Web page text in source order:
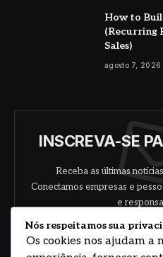
How to
(Recurring
Sales)
agosto 7, 2026
INSCREVA-SE
Receba as últimas
Conectamos empresas e
e
Nós respeitamos sua
Os cookies nos ajudam a